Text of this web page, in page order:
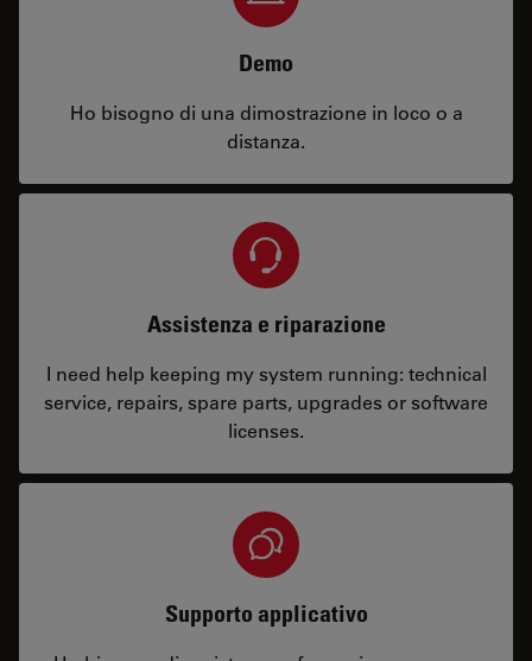
Demo
Ho bisogno di una dimostrazione in loco o a
distanza.
Assistenza e riparazione
I need help keeping my system running: technical
service, repairs, spare parts, upgrades or software
licenses.
Supporto applicativo